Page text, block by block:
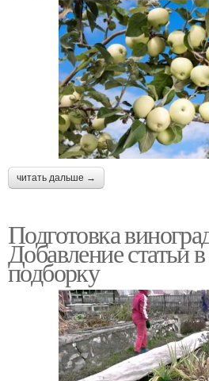
читать дальше →
Подготовка
Добавление статьи
подборку